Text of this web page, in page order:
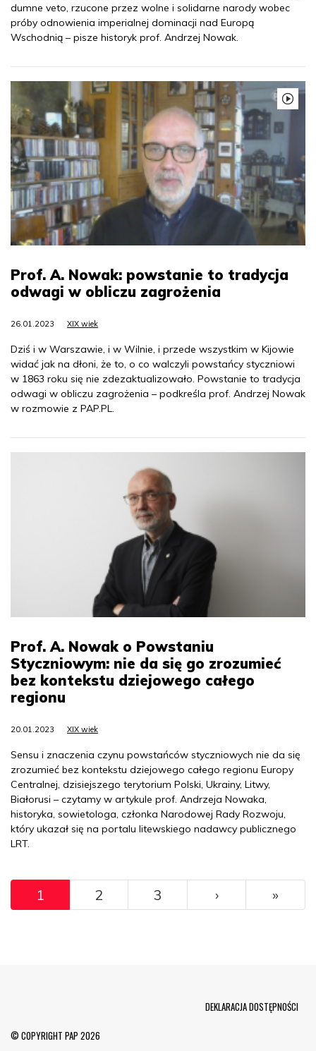
dumne veto, rzucone przez wolne i solidarne narody wobec
próby odnowienia imperialnej dominacji nad Europą
Wschodnią – pisze historyk prof. Andrzej Nowak.
Prof. A. Nowak: powstanie to tradycja
odwagi w obliczu zagrożenia
26.01.2023 XIX wiek
Dziś i w Warszawie, i w Wilnie, i przede wszystkim w Kijowie
widać jak na dłoni, że to, o co walczyli powstańcy styczniowi
w 1863 roku się nie zdezaktualizowało. Powstanie to tradycja
odwagi w obliczu zagrożenia – podkreśla prof. Andrzej Nowak
w rozmowie z PAP.PL.
Prof. A. Nowak o Powstaniu
Styczniowym: nie da się go zrozumieć
bez kontekstu dziejowego całego
regionu
20.01.2023 XIX wiek
Sensu i znaczenia czynu powstańców styczniowych nie da się
zrozumieć bez kontekstu dziejowego całego regionu Europy
Centralnej, dzisiejszego terytorium Polski, Ukrainy, Litwy,
Białorusi – czytamy w artykule prof. Andrzeja Nowaka,
historyka, sowietologa, członka Narodowej Rady Rozwoju,
który ukazał się na portalu litewskiego nadawcy publicznego
LRT.
Pagination
1 2 3 ››› »
© COPYRIGHT PAP 2026
DEKLARACJA DOSTĘPNOŚCI